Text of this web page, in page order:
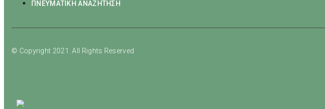
ΠΝΕΥΜΑΤΙΚΗ ΑΝΑΖΗΤΗΣΗ
© Copyright 2021. All Rights Reserved